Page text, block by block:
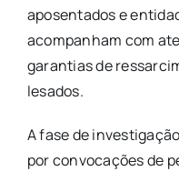
aposentados e
acompanham com
garantias de
lesados.
A fase de
por convocações de